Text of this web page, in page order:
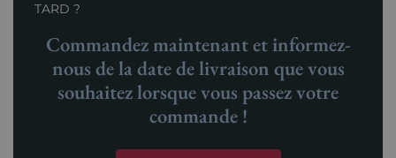
TARD ?
Commandez maintenant et informez-
nous de la date de livraison que vous
souhaitez lorsque vous passez votre
commande !